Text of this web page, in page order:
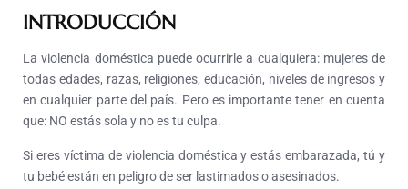
INTRODUCCIÓN
La violencia doméstica puede ocurrirle a cualquiera: mujeres de
todas edades, razas, religiones, educación, niveles de ingresos y
en cualquier parte del país. Pero es importante tener en cuenta
que: NO estás sola y no es tu culpa.
Si eres víctima de violencia doméstica y estás embarazada, tú y
tu bebé están en peligro de ser lastimados o asesinados.